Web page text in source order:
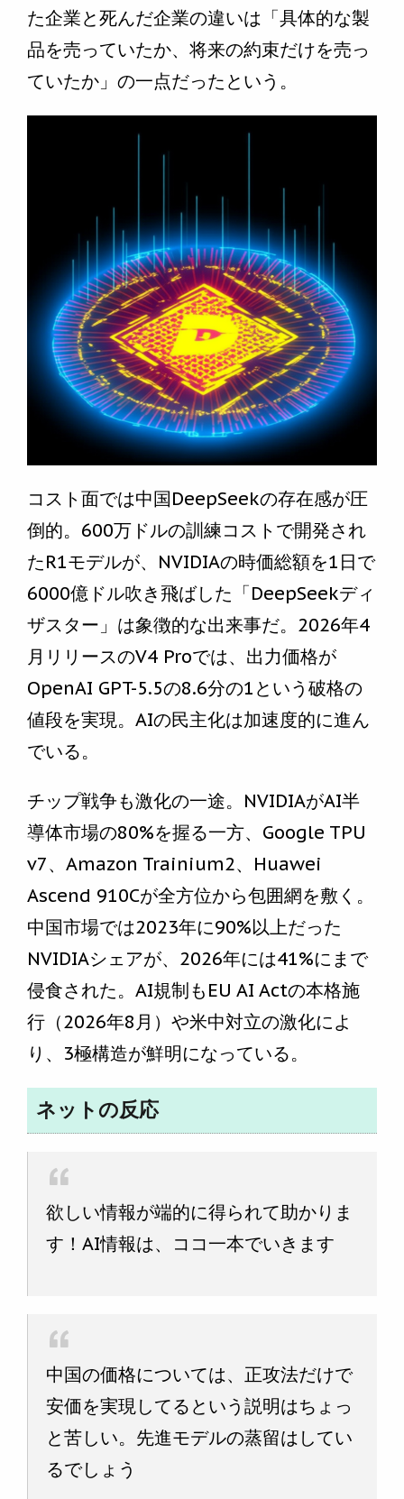
た企業と死んだ企業の違いは「具体的な製
品を売っていたか、将来の約束だけを売っ
ていたか」の一点だったという。
コスト面では中国DeepSeekの存在感が圧
倒的。600万ドルの訓練コストで開発され
たR1モデルが、NVIDIAの時価総額を1日で
6000億ドル吹き飛ばした「DeepSeekディ
ザスター」は象徴的な出来事だ。2026年4
月リリースのV4 Proでは、出力価格が
OpenAI GPT-5.5の8.6分の1という破格の
値段を実現。AIの民主化は加速度的に進ん
でいる。
チップ戦争も激化の一途。NVIDIAがAI半
導体市場の80%を握る一方、Google TPU
v7、Amazon Trainium2、Huawei
Ascend 910Cが全方位から包囲網を敷く。
中国市場では2023年に90%以上だった
NVIDIAシェアが、2026年には41%にまで
侵食された。AI規制もEU AI Actの本格施
行（2026年8月）や米中対立の激化によ
り、3極構造が鮮明になっている。
ネットの反応
欲しい情報が端的に得られて助かりま
す！AI情報は、ココ一本でいきます
中国の価格については、正攻法だけで
安価を実現してるという説明はちょっ
と苦しい。先進モデルの蒸留はしてい
るでしょう